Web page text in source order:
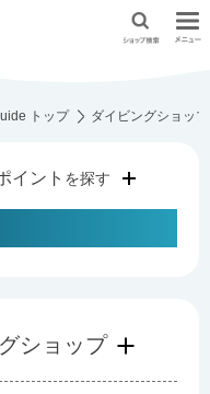
トップ ダイビングショッ
イント を探す
ショップ